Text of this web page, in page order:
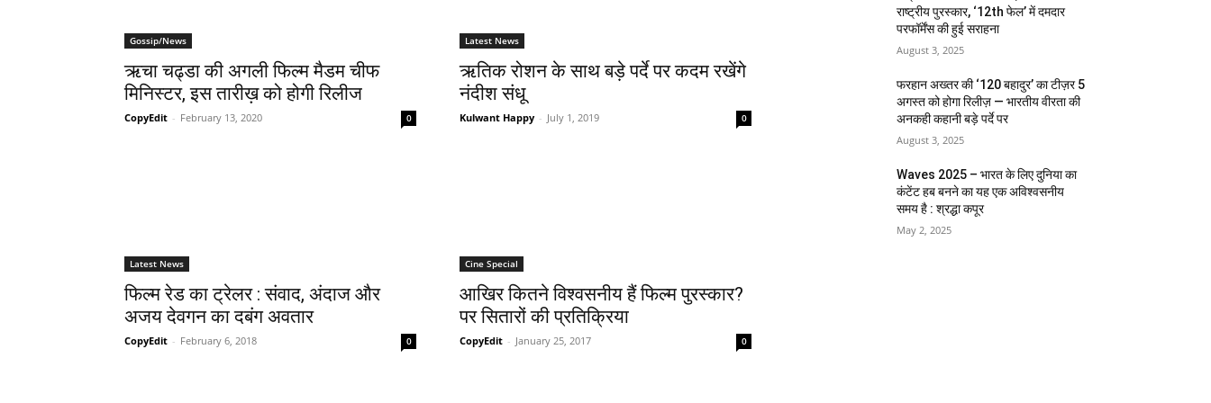
Gossip/News
ऋचा चढ्डा की अगली फिल्‍म मैडम चीफ
मिनिस्‍टर, इस तारीख़ को होगी रिलीज
CopyEdit - February 13, 2020 0
Latest News
ऋतिक रोशन के साथ बड़े पर्दे पर कदम रखेंगे
नंदीश संधू
Kulwant Happy - July 1, 2019 0
Latest News
फिल्म रेड का ट्रेलर : संवाद, अंदाज और
अजय देवगन का दबंग अवतार
CopyEdit - February 6, 2018 0
Cine Special
आखिर कितने विश्‍वसनीय हैं फिल्‍म पुरस्‍कार?
पर सितारों की प्रतिक्रिया
CopyEdit - January 25, 2017 0
राष्ट्रीय पुरस्कार, ‘12th फेल’ में दमदार
परफॉर्मेंस की हुई सराहना
August 3, 2025
फरहान अख्तर की ‘120 बहादुर’ का टीज़र 5
अगस्त को होगा रिलीज़ — भारतीय वीरता की
अनकही कहानी बड़े पर्दे पर
August 3, 2025
Waves 2025 – भारत के लिए दुनिया का
कंटेंट हब बनने का यह एक अविश्वसनीय
समय है : श्रद्धा कपूर
May 2, 2025